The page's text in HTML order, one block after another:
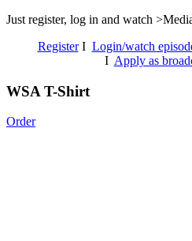
Just register, log in and watch
RegisterI Login/watch
I Apply as
WSA T-Shirt
Order